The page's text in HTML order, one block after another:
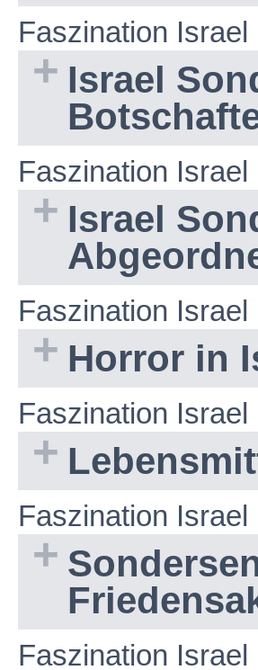
Faszination Israel
Israel
Faszination Israel
Israel
Faszination Israel
Horror in
Faszination Israel
Faszination Israel
Faszination Israel